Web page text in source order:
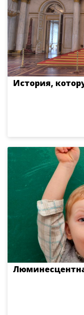
История,